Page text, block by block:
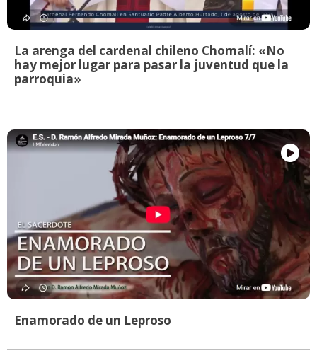
La arenga del cardenal chileno Chomalí: «No
hay mejor lugar para pasar la juventud que la
parroquia»
Enamorado de un Leproso